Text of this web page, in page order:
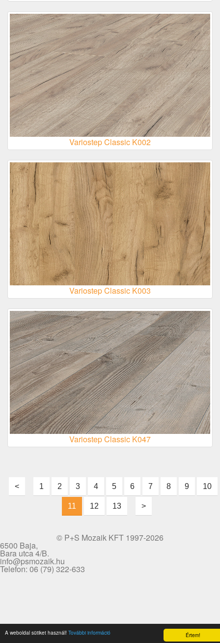
Értem!
A weboldal sütiket használ! További információ
Variostep Classic K002
Variostep Classic K003
Variostep Classic K047
< 1 2 3 4 5 6 7 8 9 10
11 12 13 >
© P+S Mozaik KFT 1997-2026
6500 Baja,
Bara utca 4/B.
info@psmozaik.hu
Telefon: 06 (79) 322-633